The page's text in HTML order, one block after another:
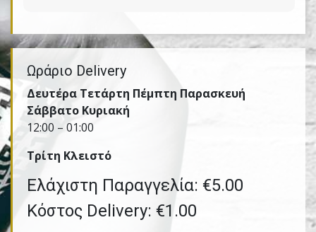
Ωράριο Delivery
Δευτέρα Τετάρτη Πέμπτη Παρασκευή
Σάββατο Κυριακή
12:00 – 01:00
Τρίτη Kλειστό
Ελάχιστη Παραγγελία: €5.00
Κόστος Delivery: €1.00